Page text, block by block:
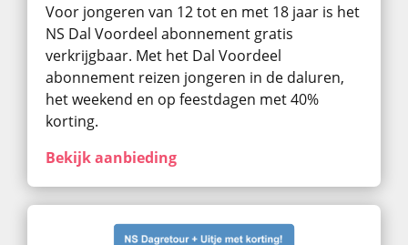
Voor jongeren van 12 tot en met 18 jaar is het
NS Dal Voordeel abonnement gratis
verkrijgbaar. Met het Dal Voordeel
abonnement reizen jongeren in de daluren,
het weekend en op feestdagen met 40%
korting.
Bekijk aanbieding